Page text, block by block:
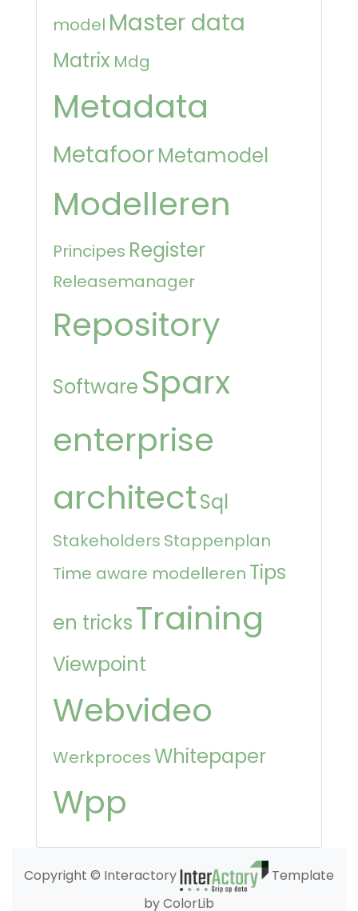
model Master data
Matrix Mdg
Metadata
MetafoorMetamodel
Modelleren
Principes Register
Releasemanager
Repository
Software Sparx
enterprise
architectSql
Stakeholders Stappenplan
Time aware modelleren Tips
en tricksTraining
Viewpoint
Webvideo
WerkprocesWhitepaper
Wpp
Copyright © Interactory
Template
by ColorLib